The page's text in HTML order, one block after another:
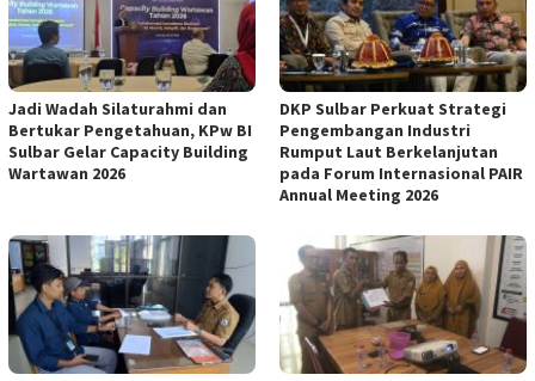
Jadi Wadah Silaturahmi dan
Bertukar Pengetahuan, KPw BI
Sulbar Gelar Capacity Building
Wartawan 2026
DKP Sulbar Perkuat Strategi
Pengembangan Industri
Rumput Laut Berkelanjutan
pada Forum Internasional PAIR
Annual Meeting 2026